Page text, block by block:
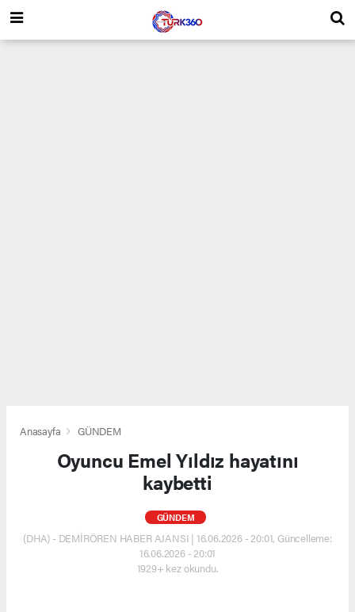
Anasayfa GÜNDEM
Oyuncu Emel Yıldız hayatını
kaybetti
GÜNDEM
(DHA) - DEMİRÖREN HABER AJANSI | 16.06.2026 - 20:01, Güncelleme:
16.06.2026 - 20:01
1929+ kez okundu.